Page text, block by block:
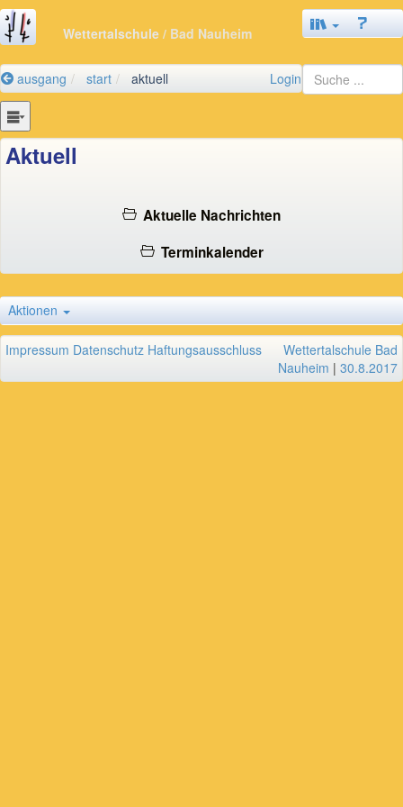
Wettertalschule / Bad Nauheim
ausgang start aktuell Login
Aktuell
Aktuelle Nachrichten
Terminkalender
Aktionen
Impressum Datenschutz Haftungsausschluss
Wettertalschule Bad
Nauheim | 30.8.2017